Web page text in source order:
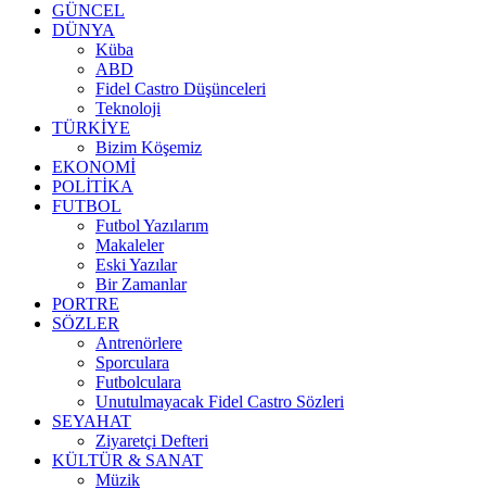
GÜNCEL
DÜNYA
Küba
ABD
Fidel Castro Düşünceleri
Teknoloji
TÜRKİYE
Bizim Köşemiz
EKONOMİ
POLİTİKA
FUTBOL
Futbol Yazılarım
Makaleler
Eski Yazılar
Bir Zamanlar
PORTRE
SÖZLER
Antrenörlere
Sporculara
Futbolculara
Unutulmayacak Fidel Castro Sözleri
SEYAHAT
Ziyaretçi Defteri
KÜLTÜR & SANAT
Müzik